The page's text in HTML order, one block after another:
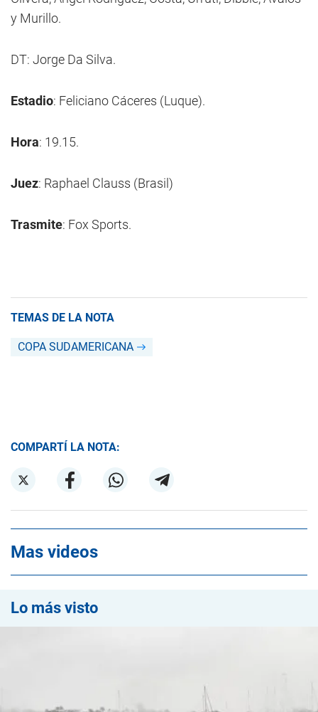
y Murillo.
DT: Jorge Da Silva.
Estadio: Feliciano Cáceres (Luque).
Hora: 19.15.
Juez: Raphael Clauss (Brasil)
Trasmite: Fox Sports.
TEMAS DE LA NOTA
COPA SUDAMERICANA
COMPARTÍ LA NOTA:
Mas videos
Lo más visto